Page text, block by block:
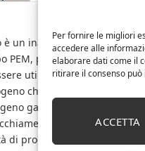
Per fornire le migliori
accedere alle
elaborare dati come il
ritirare il consenso
ACCETTA
è un inalatore di idrogeno a
purezza elevata al
utilizzata da sola o
che l’O2
gassoso può fungere
del corpo e
di produzione di idrogeno,